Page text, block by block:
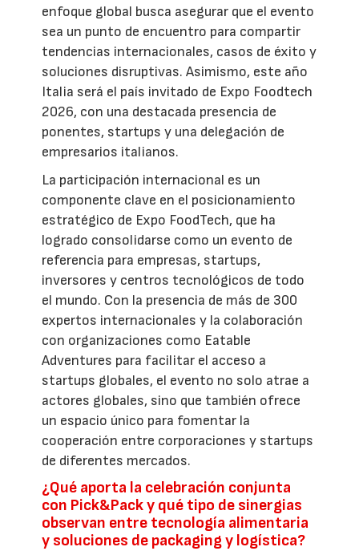
enfoque global busca asegurar que el evento
sea un punto de encuentro para compartir
tendencias internacionales, casos de éxito y
soluciones disruptivas. Asimismo, este año
Italia será el país invitado de Expo Foodtech
2026, con una destacada presencia de
ponentes, startups y una delegación de
empresarios italianos.
La participación internacional es un
componente clave en el posicionamiento
estratégico de Expo FoodTech, que ha
logrado consolidarse como un evento de
referencia para empresas, startups,
inversores y centros tecnológicos de todo
el mundo. Con la presencia de más de 300
expertos internacionales y la colaboración
con organizaciones como Eatable
Adventures para facilitar el acceso a
startups globales, el evento no solo atrae a
actores globales, sino que también ofrece
un espacio único para fomentar la
cooperación entre corporaciones y startups
de diferentes mercados.
¿Qué aporta la celebración conjunta
con Pick&Pack y qué tipo de sinergias
observan entre tecnología alimentaria
y soluciones de packaging y logística?